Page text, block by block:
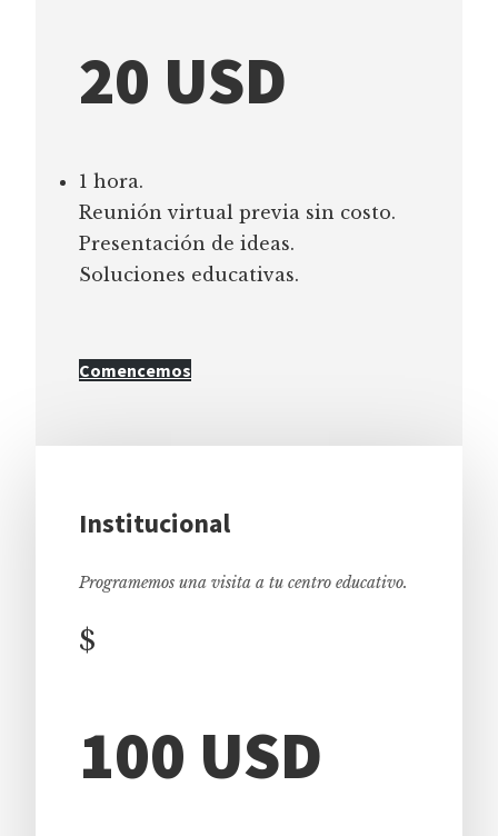
20 USD
1 hora.
Reunión virtual previa sin costo.
Presentación de ideas.
Soluciones educativas.
Comencemos
Institucional
Programemos una visita a tu centro educativo.
$
100 USD